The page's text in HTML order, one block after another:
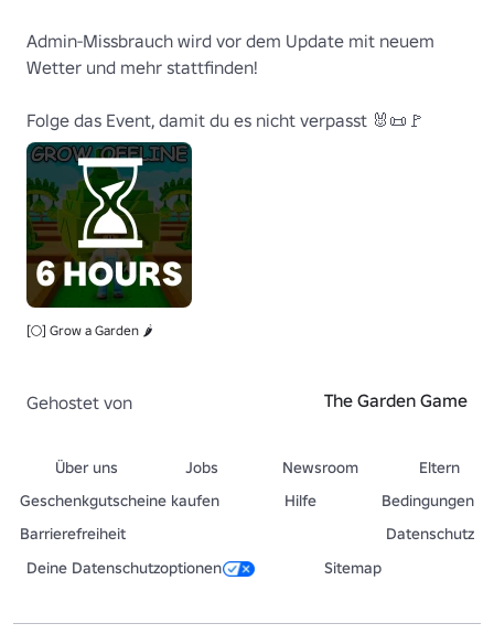
Admin-Missbrauch wird vor dem Update mit neuem
Wetter und mehr stattfinden!
Folge das Event, damit du es nicht verpasst 🐰📜🚩
[🌕] Grow a Garden 🌶️
Gehostet von The Garden Game
Über uns Jobs Newsroom
Eltern
Geschenkgutscheine kaufen
Hilfe
Bedingungen
Barrierefreiheit
Datenschutz
Deine Datenschutzoptionen
Sitemap